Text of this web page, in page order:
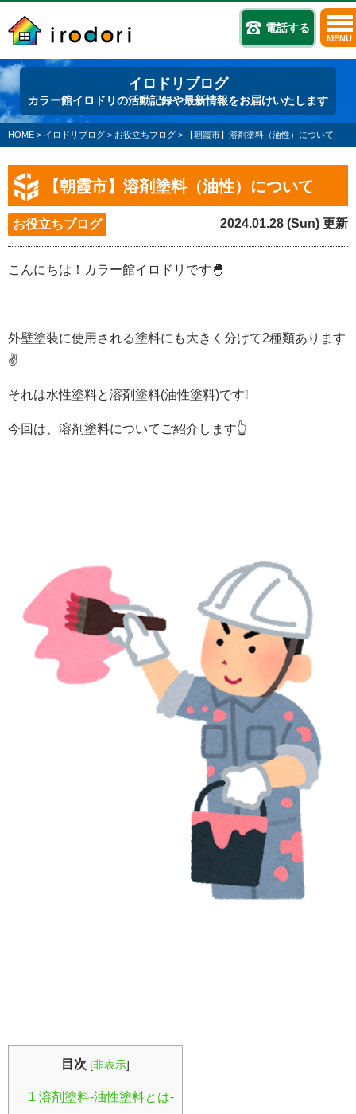
電話する
MENU
イロドリブログ
カラー館イロドリの活動記録や最新情報をお届けいたします
HOME > イロドリブログ > お役立ちブログ > 【朝霞市】溶剤塗料（油性）について
【朝霞市】溶剤塗料（油性）について
お役立ちブログ 2024.01.28 (Sun) 更新
こんにちは！カラー館イロドリです🐣
外壁塗装に使用される塗料にも大きく分けて2種類あります
✌
それは水性塗料と溶剤塗料(油性塗料)です❕
今回は、溶剤塗料についてご紹介します👆
目次 [非表示]
1 溶剤塗料-油性塗料とは-